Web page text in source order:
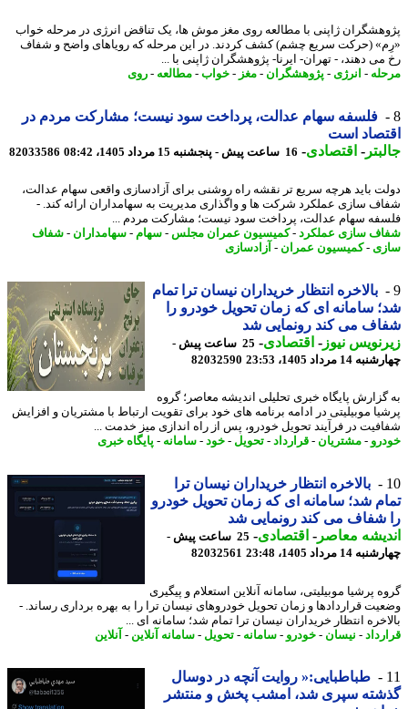
ژاپنی با مطالعه روی مغز موش ها، یک تناقض انرژی در مرحله خواب
(حرکت سریع چشم) کشف کردند. در این مرحله که رویاهای واضح و شفاف
دهند، - تهران- ایرنا- پژوهشگران ژاپنی با ...
-انرژی-پژوهشگران- مغز-خواب- مطالعه-روی
فلسفه سهام عدالت، پرداخت سود نیست؛ مشارکت مردم در
است
-اقتصادی-16 ساعت پیش - پنجشنبه 15 مرداد 1405، 08:42 82033586
باید هرچه سریع تر نقشه راه روشنی برای آزادسازی واقعی سهام عدالت،
سازی عملکرد شرکت ها و واگذاری مدیریت به سهامداران ارائه کند. -
سهام عدالت، پرداخت سود نیست؛ مشارکت مردم ...
سازی عملکرد-کمیسیون عمران مجلس-سهام-سهامداران -
شفاف
- کمیسیون عمران- آزادسازی
بالاخره انتظار خریداران نیسان ترا تمام
سامانه ای که زمان تحویل خودرو را
می کند رونمایی شد
نیوز-اقتصادی-
25 ساعت پیش -
مرداد 1405، 23:53
82032590
پایگاه خبری تحلیلی اندیشه معاصر؛ گروه
موبیلیتی در ادامه برنامه های خود برای تقویت ارتباط با مشتریان و افزایش
در فرآیند تحویل خودرو، پس از راه اندازی میز خدمت ...
-مشتریان-قرارداد -تحویل-خود -سامانه-پایگاه خبری
بالاخره انتظار خریداران نیسان ترا
شد؛ سامانه ای که زمان تحویل خودرو
شفاف می کند رونمایی شد
معاصر-اقتصادی-
25 ساعت پیش -
مرداد 1405، 23:48
82032561
پرشیا موبیلیتی، سامانه آنلاین استعلام و پیگیری
قراردادها و زمان تحویل خودروهای نیسان ترا را به بهره برداری رساند. -
انتظار خریداران نیسان ترا تمام شد؛ سامانه ای ...
-نیسان-خودرو-سامانه-تحویل-سامانه آنلاین-آنلاین
طباطبایی:« روایت آنچه در دوسال
سپری شد، امشب پخش و منتشر